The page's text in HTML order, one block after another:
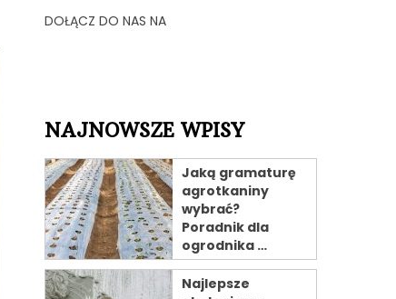
DOŁĄCZ DO NAS NA
NAJNOWSZE WPISY
Jaką gramaturę
agrotkaniny
wybrać?
Poradnik dla
ogrodnika …
Najlepsze